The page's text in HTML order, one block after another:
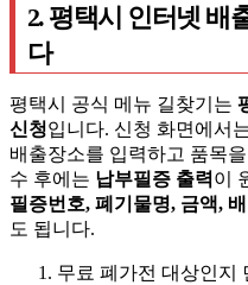
2. 평택시 인터넷 배
다
평택시 공식 메뉴 길찾기는
신청입니다. 신청 화면에서
배출장소를 입력하고 품목
수 후에는 납부필증 출력이
필증번호, 폐기물명, 금액,
도 됩니다.
무료 폐가전 대상인지